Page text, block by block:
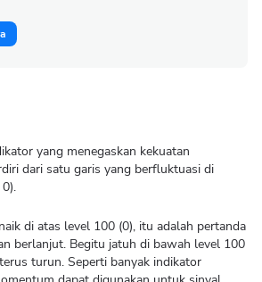
yang menegaskan kekuatan
dari satu garis yang berfluktuasi di
di atas level 100 (0), itu adalah pertanda
berlanjut. Begitu jatuh di bawah level 100
turun. Seperti banyak indikator